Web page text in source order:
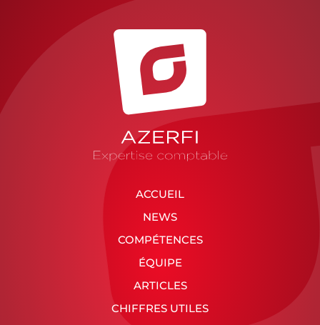
ACCUEIL
NEWS
COMPÉTENCES
ÉQUIPE
ARTICLES
CHIFFRES UTILES